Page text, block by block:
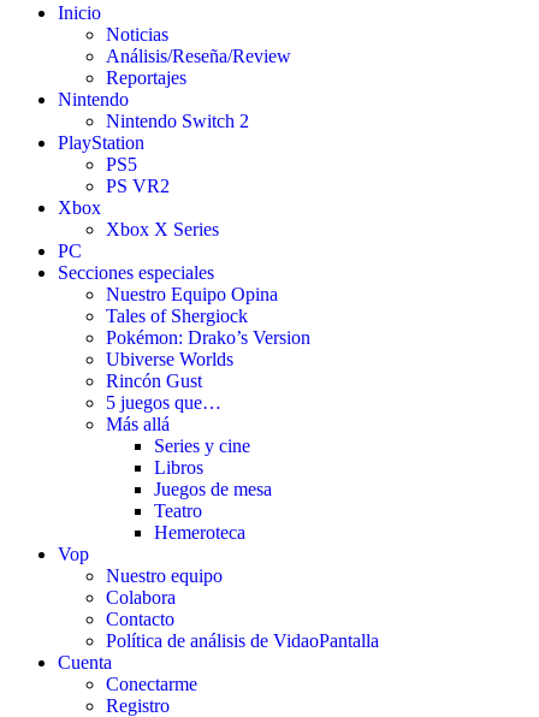
Inicio
Noticias
Análisis/Reseña/Review
Reportajes
Nintendo
Nintendo Switch 2
PlayStation
PS5
PS VR2
Xbox
Xbox X Series
PC
Secciones especiales
Nuestro Equipo Opina
Tales of Shergiock
Pokémon: Drako’s Version
Ubiverse Worlds
Rincón Gust
5 juegos que…
Más allá
Series y cine
Libros
Juegos de mesa
Teatro
Hemeroteca
Vop
Nuestro equipo
Colabora
Contacto
Política de análisis de VidaoPantalla
Cuenta
Conectarme
Registro